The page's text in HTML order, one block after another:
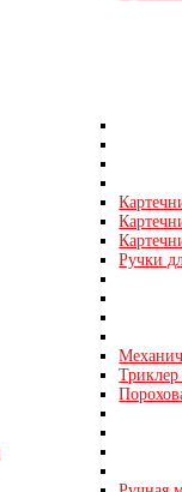
Ручки